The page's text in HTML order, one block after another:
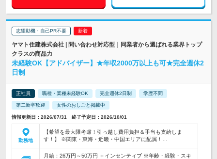
志望動機・自己PR不要
ヤマト住建株式会社 | 問い合わせ対応型｜同業者から選ばれる業界トップ
クラスの商品力
未経験OK【アドバイザー】★年収2000万以上も可★完全週休2
日制
正社員 職種・業種未経験OK 完全週休2日制 学歴不問
第二新卒歓迎 女性のおしごと掲載中
情報更新日：2026/07/31 終了予定日：2026/10/01
勤務地
【希望を最大限考慮！引っ越し費用負担＆手当も支給しま
す！】 ※関東・東海・近畿・中国エリアに配属！…
月給：26万円～50万円 ＋インセンティブ ※年齢・経験・スキ